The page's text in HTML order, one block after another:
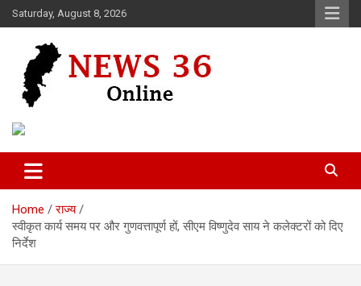
Skip
to
Saturday, August 8, 2026
News 36
Home
राज्य
स्वीकृत कार्य समय पर और गुणवत्तापूर्ण हों, सीएम विष्णुदेव साय ने कलेक्टरों को दिए
निर्देश